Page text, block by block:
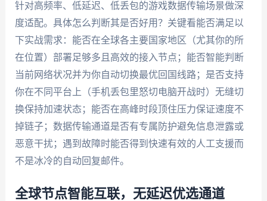
针对高频率、低延迟、低丢包的游戏数据传输场景做深
度适配。具体怎么判断其是否好用？关键看能否满足以
下实战需求：能否在全球各主要国家地区（尤其你的所
在位置）部署足够多且高效的接入节点；能否智能判断
当前网络状况并为你自动切换最优回国线路；是否支持
你在不同平台上（手机丢包里怒切电脑开战时）无缝切
换保持加速状态；能否在高峰时段顶住压力保证速度不
掉链子；数据传输通道是否有专属防护避免信息泄露或
恶意干扰；遇到故障时能否得到快速有效的人工支援而
不是冰冷的自动回复邮件。
全球节点智能互联，无延迟优选通道